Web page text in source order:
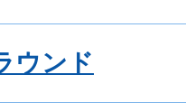
ウンド